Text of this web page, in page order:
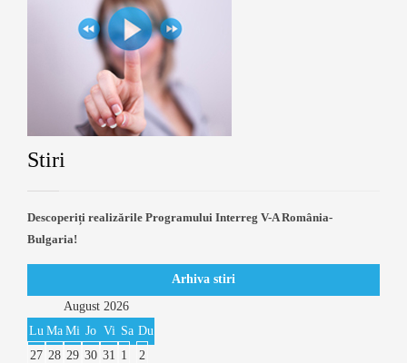
Stiri
Descoperiți realizările Programului Interreg V-A România-
Bulgaria!
Arhiva stiri
August 2026
Lu Ma Mi Jo Vi Sa Du
27 28 29 30 31 1 2